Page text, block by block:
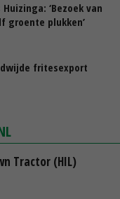
‘Bezoek van
groente plukken’
fritesexport
Tractor (HIL)